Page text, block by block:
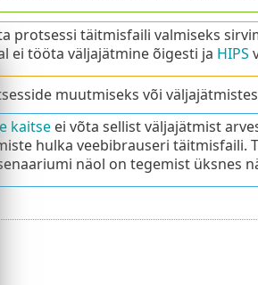
protsessi täitmisfaili valmiseks
ei tööta väljajätmine õigesti ja HIPS
muutmiseks või
kaitseei võta sellist väljajätmist
hulka veebibrauseri täitmisfaili.
näol on tegemist üksnes